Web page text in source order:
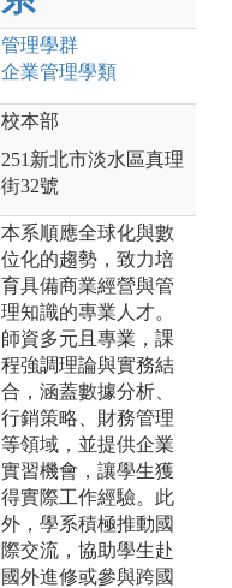
管理學群
企業管理學類
校本部
251新北市淡水區真理
街32號
本系順應全球化與數
位化的趨勢，致力培
育具備商業經營與管
理知識的專業人才。
師資多元且專業，課
程強調理論與實務結
合，涵蓋數據分析、
行銷策略、財務管理
等領域，並提供企業
實習機會，讓學生獲
得實際工作經驗。此
外，學系積極推動國
際交流，協助學生赴
國外進修或參與跨國